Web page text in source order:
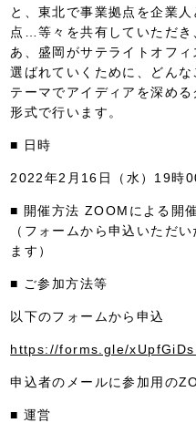
と、東北で事業拠点を企業
点…等々を共有していただき
あ、盛岡がサテライトオフ
選ばれていくために、どん
テーマでアイディアを深め
形式で行います。
■ 日時
2022年2月16日（水）19時
■ 開催方法 ZOOMによる開
（フォームから申込いただ
ます）
■ ご参加方法等
以下のフォームから申込
https://forms.gle/
申込者のメールに参加用の
■ 運営